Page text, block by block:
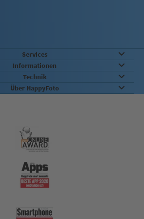
Services
Informationen
Technik
Über HappyFoto